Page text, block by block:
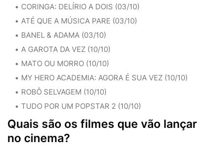
CORINGA: DELÍRIO A DOIS (03/10)
ATÉ QUE A MÚSICA PARE (03/10)
BANEL & ADAMA (03/10)
A GAROTA DA VEZ (10/10)
MATO OU MORRO (10/10)
MY HERO ACADEMIA: AGORA É SUA VEZ (10/10)
ROBÔ SELVAGEM (10/10)
TUDO POR UM POPSTAR 2 (10/10)
Quais são os filmes que vão lançar
no cinema?